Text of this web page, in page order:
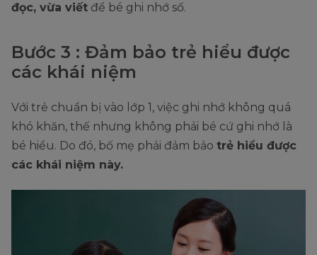
đọc, vừa viết để bé ghi nhớ số.
Bước 3 : Đảm bảo trẻ hiểu được
các khái niệm
Với trẻ chuẩn bị vào lớp 1, việc ghi nhớ không quá
khó khăn, thế nhưng không phải bé cứ ghi nhớ là
bé hiểu. Do đó, bố mẹ phải đảm bảo trẻ hiểu được
các khái niệm này.